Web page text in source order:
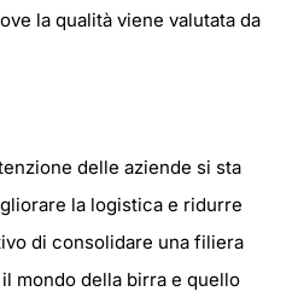
la qualità viene valutata da
delle aziende si sta
la logistica e ridurre
di consolidare una filiera
mondo della birra e quello